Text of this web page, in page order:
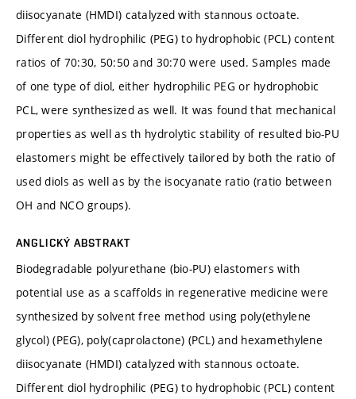
diisocyanate (HMDI) catalyzed with stannous octoate.
Different diol hydrophilic (PEG) to hydrophobic (PCL) content
ratios of 70:30, 50:50 and 30:70 were used. Samples made
of one type of diol, either hydrophilic PEG or hydrophobic
PCL, were synthesized as well. It was found that mechanical
properties as well as th hydrolytic stability of resulted bio-PU
elastomers might be effectively tailored by both the ratio of
used diols as well as by the isocyanate ratio (ratio between
OH and NCO groups).
ANGLICKÝ ABSTRAKT
Biodegradable polyurethane (bio-PU) elastomers with
potential use as a scaffolds in regenerative medicine were
synthesized by solvent free method using poly(ethylene
glycol) (PEG), poly(caprolactone) (PCL) and hexamethylene
diisocyanate (HMDI) catalyzed with stannous octoate.
Different diol hydrophilic (PEG) to hydrophobic (PCL) content